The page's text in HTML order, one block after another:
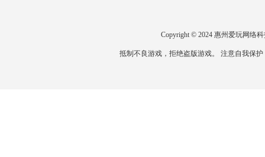
Copyright © 2024 惠州爱玩网络
抵制不良游戏，拒绝盗版游戏。 注意自我保